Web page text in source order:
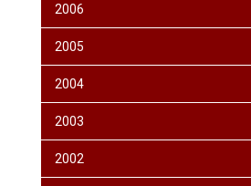
2006
2005
2004
2003
2002